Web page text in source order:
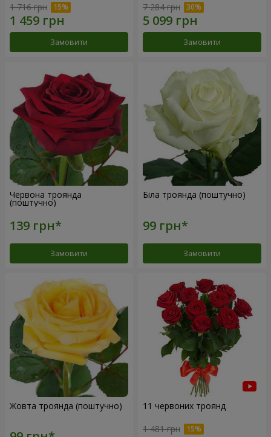
1 716 грн
Замовити
7 284 грн
Замовити
Червона троянда
(поштучно)
Замовити
Біла троянда (поштучно)
Замовити
Жовта троянда (поштучно) 11 червоних троянд
1 481 грн